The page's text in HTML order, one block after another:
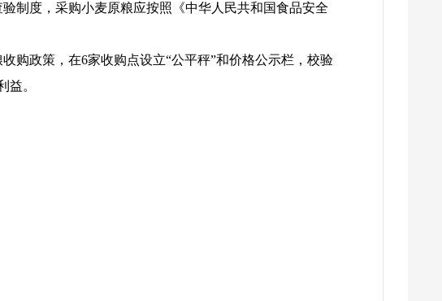
制度，采购小麦原粮应按照《中华人民共和国食品安全
购政策，在6家收购点设立“公平秤”和价格公示栏，校验
益。